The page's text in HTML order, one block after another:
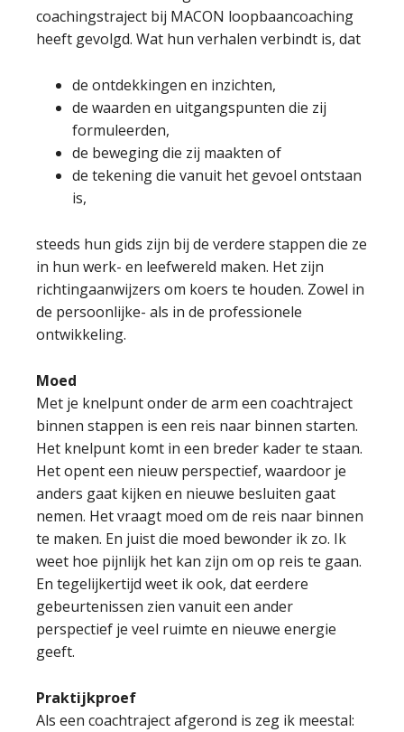
coachingstraject bij MACON loopbaancoaching
heeft gevolgd. Wat hun verhalen verbindt is, dat
de ontdekkingen en inzichten,
de waarden en uitgangspunten die zij
formuleerden,
de beweging die zij maakten of
de tekening die vanuit het gevoel ontstaan
is,
steeds hun gids zijn bij de verdere stappen die ze
in hun werk- en leefwereld maken. Het zijn
richtingaanwijzers om koers te houden. Zowel in
de persoonlijke- als in de professionele
ontwikkeling.
Moed
Met je knelpunt onder de arm een coachtraject
binnen stappen is een reis naar binnen starten.
Het knelpunt komt in een breder kader te staan.
Het opent een nieuw perspectief, waardoor je
anders gaat kijken en nieuwe besluiten gaat
nemen. Het vraagt moed om de reis naar binnen
te maken. En juist die moed bewonder ik zo. Ik
weet hoe pijnlijk het kan zijn om op reis te gaan.
En tegelijkertijd weet ik ook, dat eerdere
gebeurtenissen zien vanuit een ander
perspectief je veel ruimte en nieuwe energie
geeft.
Praktijkproef
Als een coachtraject afgerond is zeg ik meestal: